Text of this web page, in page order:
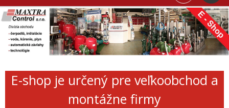
E-shop je určený pre veľkoobchod a
montážne firmy